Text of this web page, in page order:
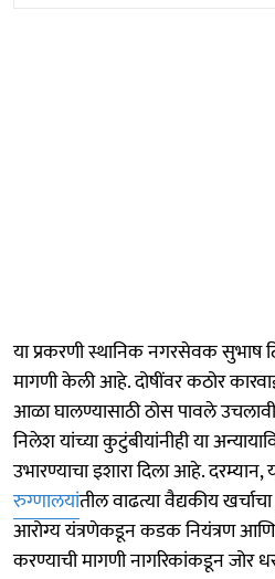
या प्रकरणी स्थानिक नगरसेवक सुभाष
मागणी केली आहे. दोषींवर कठोर
आळा घालण्यासाठी ठोस पावले
निलेश यांच्या कुटुंबीयांनीही या
उभारण्याचा इशारा दिला आहे.
रुग्णालयांतील वाढत्या वैद्यकीय
आरोग्य यंत्रणेकडून कडक नियंत्रण आणि
करण्याची मागणी नागरिकांकडून जोर